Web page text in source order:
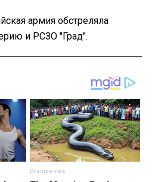
армия обстреляла
и РСЗО "Град".